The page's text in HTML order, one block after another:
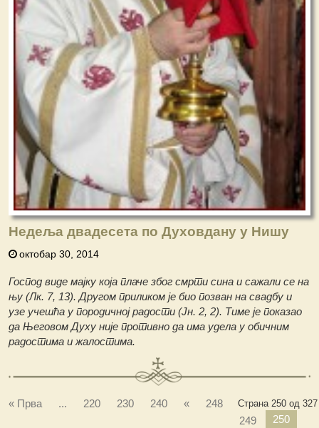
Недеља двадесета по Духовдану у Нишу
октобар 30, 2014
Господ виде мајку која плаче због смрти сина и сажали се на
њу (Лк. 7, 13). Другом приликом је био позван на свадбу и
узе учешћа у породичној радости (Јн. 2, 2). Тиме је показао
да Његовом Духу није противно да има удела у обичним
радостима и жалостима.
Страна 250 од 327
« Прва ... 220 230 240 «
248
249
250